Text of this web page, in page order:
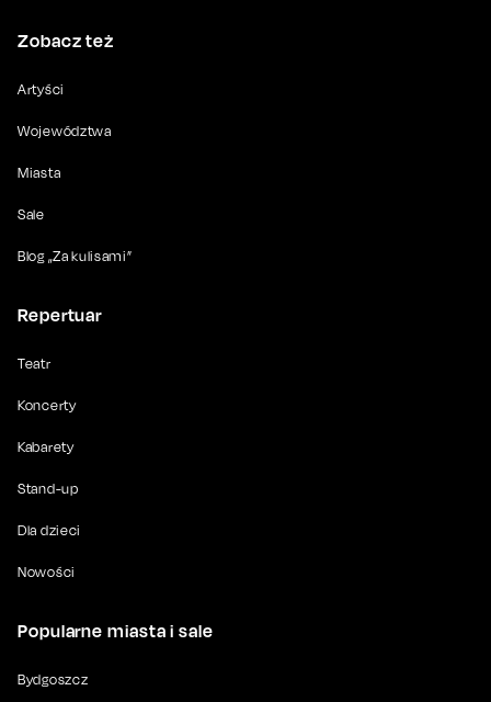
Zobacz też
Artyści
Województwa
Miasta
Sale
Blog „Za kulisami”
Repertuar
Teatr
Koncerty
Kabarety
Stand-up
Dla dzieci
Nowości
Popularne miasta i sale
Bydgoszcz